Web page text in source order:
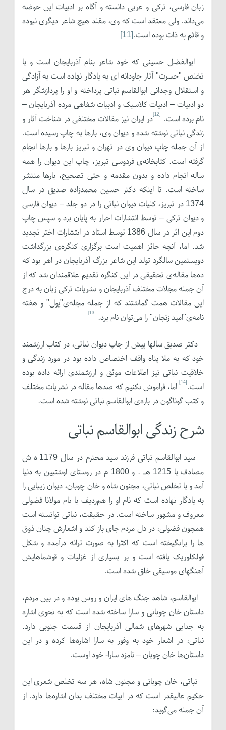
زبان فارسی، ترکی و عربی دانسته و آگاه بر ادبیات این حوضه
می‌داند. ولی معتقد است که وی، مقلد هیچ شاعر دیگری نبوده
و قائم به ذات بوده است.[11]
ابوالفضل حسینی که خود شاعر بنام آذربایجان است و با
تخلص "حسرت" آثار جاودانه ای به یادگار نهاده است به آزادگی
و استقلال وجدانی ابوالقاسم نباتی پرداخته و او را پردازشگر هر
دو ادبیات – ادبیات کلاسیک و ادبیات شفاهی مرده آذربایجان –
نام برده است.
[12]
در ایران نیز مقالات مختلفی در شناخت آثار و
زندگی نباتی نوشته شده و دیوان وی، بارها به چاپ رسیده است.
از آن جمله چاپ دیوان وی در تهران و تبریز بارها و بارها انجام
گرفته است. کتابخانه‌ی فردوسی تبریز، چاپ این دیوان را همه
ساله انجام داده و بدون مقدمه و حتی تصحیح، بارها منتشر
ساخته است. تا اینکه دکتر حسین محمدزاده صدیق در سال
1374 در تبریز، کلیات دیوان نباتی را در دو جلد – دیوان فارسی
و دیوان ترکی – توسط انتشارات احرار به پایان برد و سپس چاپ
دوم این اثر در سال 1386 توسط استاد در انتشارات اختر تجدید
شد. اما، آنچه حائز اهمیت است برگزاری کنگره‌ی بزرگداشت
دویستمین سالگرد تولد این شاعر بزرگ آذربایجان در اهر بود که
ده‌ها مقاله‌ی تحقیقی در این کنگره تقدیم علاقمندان شد که از
آن جمله مجلات مختلف آذربایجان و نشریات ترکی زبان به درج
این مقالات همت گماشتند که از جمله مجله‌ی"یول" و هفته
نامه‌ی"امید زنجان" را می‌توان نام برد. [13]
دکتر صدیق سالها پیش از چاپ دیوان نباتی، در کتاب ارزشمند
خود که به ملا پناه واقف اختصاص داده بود در مورد زندگی و
خلاقیت نباتی نیز اطلاعات موثق و ارزشمندی ارائه داده بوده
است. [14]
اما، فراموش نکنیم که صدها مقاله در نشریات مختلف
و کتب گوناگون در باره‌ی ابوالقاسم نباتی نوشته شده است.
شرح زندگی ابوالقاسم نباتی
سید ابوالقاسم نباتی فرزند سید محترم در سال 1179 ه ش
مصادف با 1215 هـ . و 1800 م در روستای اوشتبین به دنیا
آمد و با تخلص نباتی، مجنون شاه و خان چوبان، دیوان زیبایی را
به یادگار نهاده است که نام او را هم‌ردیف با نام مولانا فضولی
معروف و مشهور ساخته است. در حقیقت، نباتی توانسته است
همچون فضولی، در دل مردم جای باز کند و اشعارش چنان ذوق
ها را برانگیخته است که اکثرا به صورت ترانه درآمده و شکل
فولکلوریک یافته است و بر بسیاری از غزلیات و قوشماهایش
آهنگهای موسیقی خلق شده است.
ابوالقاسم، شاهد جنگ های ایران و روس بوده و در بین مردم،
داستان خان چوبانی و سارا ساخته شده است که به نحوی اشاره
به جدایی شهرهای شمالی آذربایجان از قسمت جنوبی دارد.
نباتی، در اشعار خود به وفور به سارا اشاره‌ها کرده و در این
داستان‌ها خان چوبان – نامزد سارا- خود اوست.
نباتی، خان چوبانی و مجنون شاه، هر سه تخلص شعری این
حکیم عالیقدر است که در ابیات مختلف بدان اشاره‌ها دارد. از
آن جمله می‌گوید: